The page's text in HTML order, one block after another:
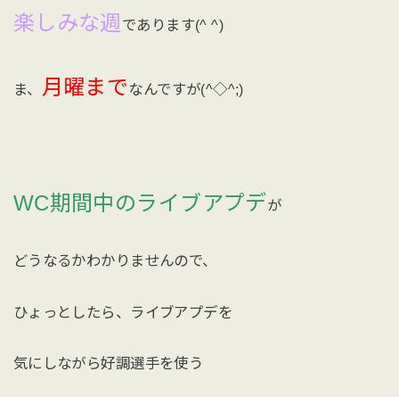
楽しみな週 であります(^ ^)
ま、 月曜まで なんですが(^◇^;)
WC期間中のライブアプデが
どうなるかわかりませんので、
ひょっとしたら、ライブアプデを
気にしながら好調選手を使う